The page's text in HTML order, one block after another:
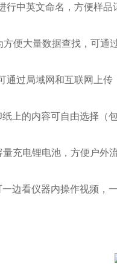
中英文命名，方便样品
大量数据查找，可通
过局域网和互联网上传
的内容可自由选择（
充电锂电池，方便户外
看仪器内操作视频，